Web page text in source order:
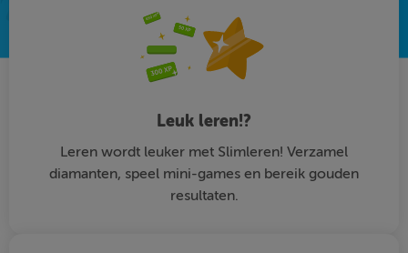
Leuk leren!?
Leren wordt leuker met Slimleren! Verzamel
diamanten, speel mini-games en bereik gouden
resultaten.